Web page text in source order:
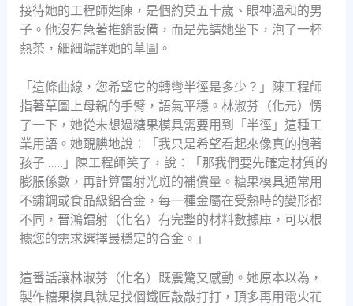
接待她的工程師姓陳，是個約莫五十歲、眼神溫和的男
子。他沒有急著推銷設備，而是先請她坐下，泡了一杯
熱茶，細細端詳她的草圖。
「這條曲線，您希望它的轉彎半徑是多少？」陳工程師
指著草圖上母親的手臂，語氣平穩。林淑芬（化元）愣
了一下，她從未想過糖果模具需要用到「半徑」這種工
業用語。她靦腆地說：「我只是希望看起來像真的抱著
孩子……」陳工程師笑了，說：「那我們要先確定材質的
膨脹係數，再計算雷射光斑的補償量。糖果模具通常用
不鏽鋼或食品級鋁合金，每一種金屬在受熱時的變形都
不同，晉鴻鐳射（化名）有完整的材料數據庫，可以根
據您的需求選擇最穩定的合金。」
這番話讓林淑芬（化名）既震驚又感動。她原本以為，
製作糖果模具就是找個鐵匠敲敲打打，頂多再用電火花